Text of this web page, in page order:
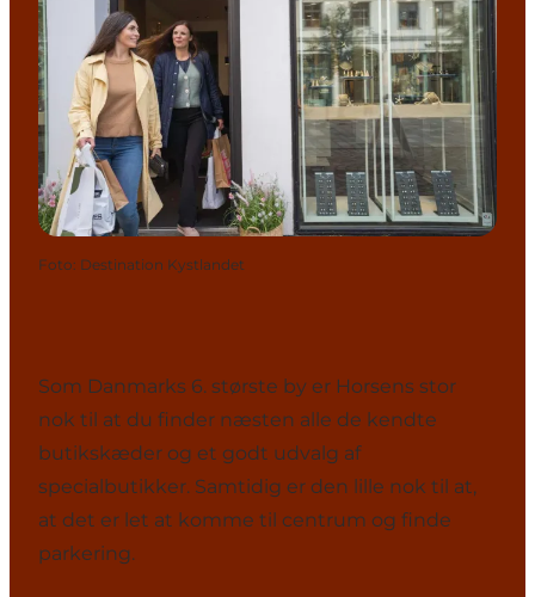
Foto: Destination Kystlandet
Som Danmarks 6. største by er Horsens stor
nok til at du finder næsten alle de kendte
butikskæder og et godt udvalg af
specialbutikker. Samtidig er den lille nok til at,
at det er let at komme til centrum og finde
parkering.